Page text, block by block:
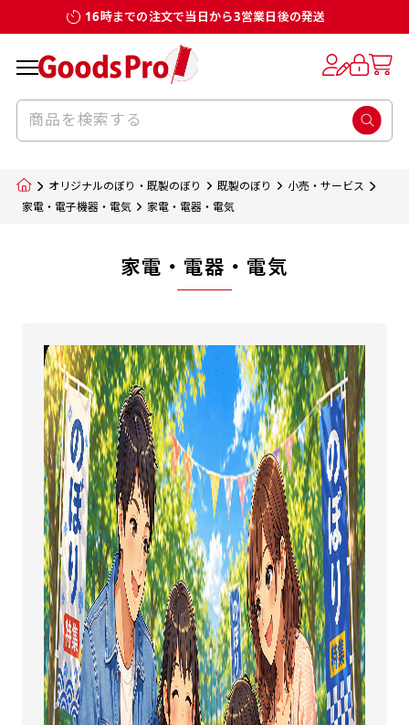
16時までの注文で当日から3営業日後の発送
オリジナルのぼり・既製のぼり 既製のぼり
小売・サービス
家電・電子機器・電気
家電・電器・電気
家電・電器・電気